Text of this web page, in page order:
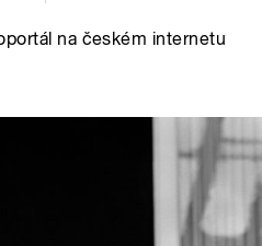
na českém internetu